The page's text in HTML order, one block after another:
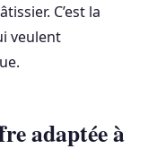
C’est la
veulent
adaptée à